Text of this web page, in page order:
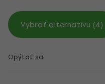
Vybrať alternatívu (4)
Opýtať sa